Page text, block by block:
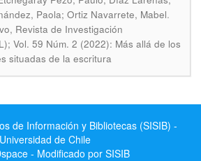
Paola; Ortiz Navarrete, Mabel.
Revista de Investigación
Vol. 59 Núm. 2 (2022): Más allá de los
situadas de la escritura
de Información y Bibliotecas (SISIB) -
Universidad de Chile
- Modificado por SISIB